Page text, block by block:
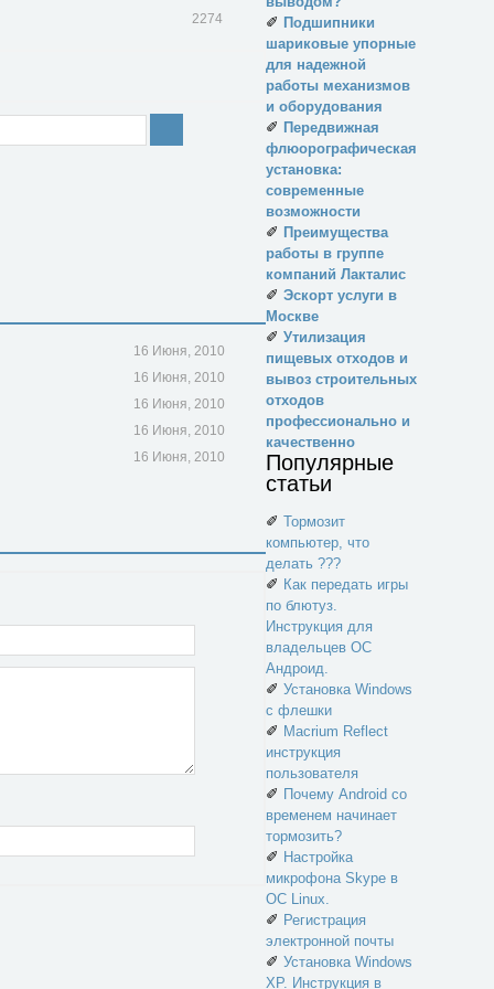
2274
16 Июня, 2010
16 Июня, 2010
16 Июня, 2010
16 Июня, 2010
16 Июня, 2010
✐ Подшипники
шариковые упорные
для надежной
работы механизмов
и оборудования
✐ Передвижная
флюорографическая
установка:
современные
возможности
✐ Преимущества
работы в группе
компаний Лакталис
✐ Эскорт услуги в
Москве
✐ Утилизация
пищевых отходов и
вывоз строительных
отходов
профессионально и
качественно
Популярные
статьи
✐ Тормозит
компьютер, что
делать ???
✐ Как передать игры
по блютуз.
Инструкция для
владельцев ОС
Андроид.
✐ Установка Windows
с флешки
✐ Macrium Reflect
инструкция
пользователя
✐ Почему Android со
временем начинает
тормозить?
✐ Настройка
микрофона Skype в
ОС Linux.
✐ Регистрация
электронной почты
✐ Установка Windows
XP. Инструкция в